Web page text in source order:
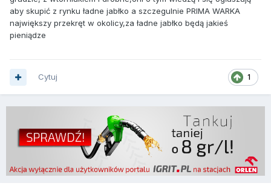
aby skupić z rynku ładne jabłko a szczegulnie PRIMA WARKA
największy przekręt w okolicy,za ładne jabłko będą jakieś
pieniądze
1
Cytuj